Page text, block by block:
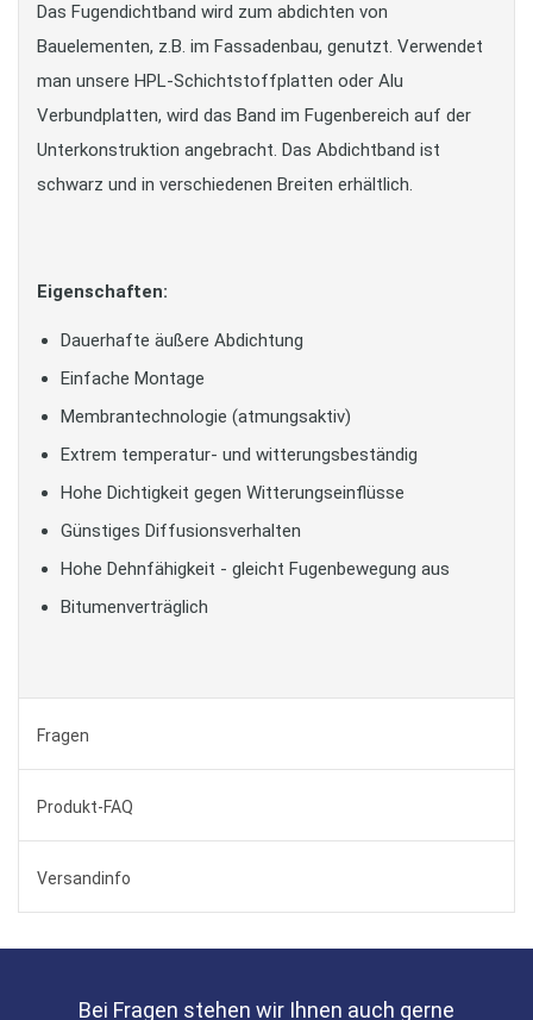
Das Fugendichtband wird zum abdichten von
Bauelementen, z.B. im Fassadenbau, genutzt. Verwendet
man unsere HPL-Schichtstoffplatten oder Alu
Verbundplatten, wird das Band im Fugenbereich auf der
Unterkonstruktion angebracht. Das Abdichtband ist
schwarz und in verschiedenen Breiten erhältlich.
Eigenschaften:
Dauerhafte äußere Abdichtung
Einfache Montage
Membrantechnologie (atmungsaktiv)
Extrem temperatur- und witterungsbeständig
Hohe Dichtigkeit gegen Witterungseinflüsse
Günstiges Diffusionsverhalten
Hohe Dehnfähigkeit - gleicht Fugenbewegung aus
Bitumenverträglich
Fragen
Produkt-FAQ
Versandinfo
Bei Fragen stehen wir Ihnen auch gerne